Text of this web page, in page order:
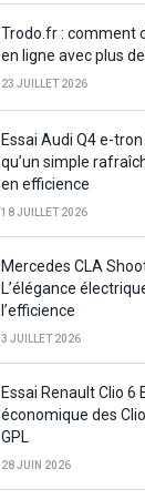
Trodo.fr : comment
en ligne avec plus
23 JUILLET 2026
Essai Audi Q4 e-
qu’un simple
en efficience
18 JUILLET 2026
Mercedes CLA
L’élégance
l’efficience
3 JUILLET 2026
Essai Renault Clio 6
économique des
GPL
28 JUIN 2026